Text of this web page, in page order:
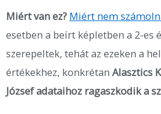
Miért van ez? Miért nem
esetben a beírt képletben a 2-es
szerepeltek, tehát az ezeken a
értékekhez, konkrétan Alasztics
József adataihoz ragaszkodik a